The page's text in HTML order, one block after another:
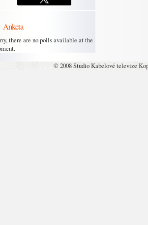
Anketa
there are no polls available at the
© 2008 Studio Kabelové televize